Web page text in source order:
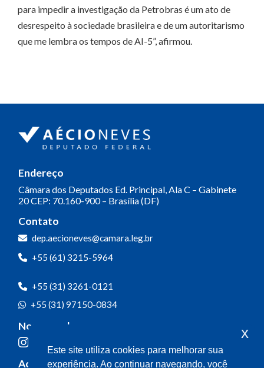
para impedir a investigação da Petrobras é um ato de
desrespeito à sociedade brasileira e de um autoritarismo
que me lembra os tempos de AI-5”, afirmou.
Endereço
Câmara dos Deputados Ed. Principal, Ala C – Gabinete
20CEP: 70.160-900 – Brasília (DF)
Contato
dep.aecioneves@camara.leg.br
+55 (61) 3215-5964
+55 (31) 3261-0121
+55 (31) 97150-0834
Nossas redes
Acompanhe o meu mandato
Este site utiliza cookies para melhorar sua
experiência. Ao continuar navegando, você
x